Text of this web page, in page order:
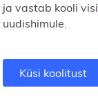
ja vastab kooli
uudishimule.
Küsi koolitust